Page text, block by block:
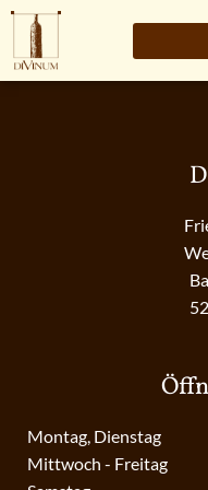
Montag, Dienstag
Mittwoch - Freitag